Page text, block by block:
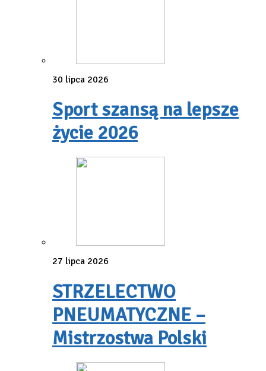
30 lipca 2026
Sport szansą na lepsze
życie 2026
27 lipca 2026
STRZELECTWO
PNEUMATYCZNE –
Mistrzostwa Polski